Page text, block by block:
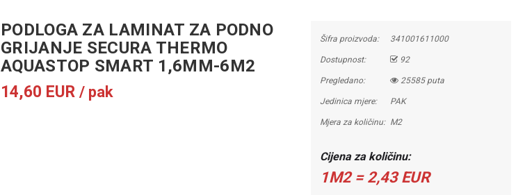
PODLOGA ZA LAMINAT ZA PODNO
GRIJANJE SECURA THERMO
AQUASTOP SMART 1,6MM-6M2
14,60 EUR / pak
Šifra proizvoda: 341001611000
Dostupnost: 92
Pregledano: 25585 puta
Jedinica mjere: PAK
Mjera za količinu: M2
Cijena za količinu:
1M2 = 2,43 EUR